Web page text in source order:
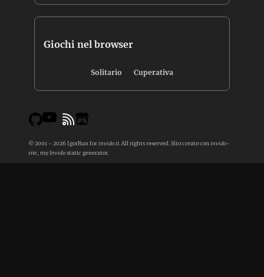
Giochi nel browser
Solitario Cuperativa
© 2001 - 2026 IgorRun for invido.it . All rights reserved. Sito creato con invido-
site , my Invidostatic generator.